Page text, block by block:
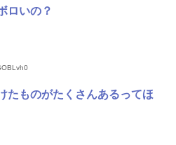
ロいの？
たものがたくさんあるってほ